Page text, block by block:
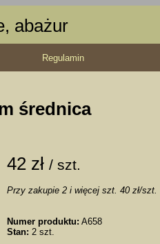
abażur
Regulamin
średnica
42 zł / szt.
Przy zakupie 2 i więcej szt. 40 zł/szt.
Numer produktu: A658
Stan: 2 szt.